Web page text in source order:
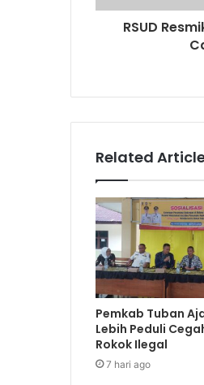
r
RSUD
Related
Pemkab Tuban
Lebih Peduli
Rokok Ilegal
7 hari ago